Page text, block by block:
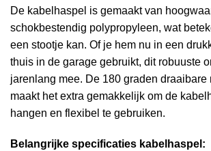
De kabelhaspel is gemaakt van
schokbestendig polypropyleen, wat
een stootje kan. Of je hem nu in een
thuis in de garage gebruikt, dit robuuste
jarenlang mee. De 180 graden draaibare
maakt het extra gemakkelijk om de
hangen en flexibel te gebruiken.
Belangrijke specificaties kabelhaspel: